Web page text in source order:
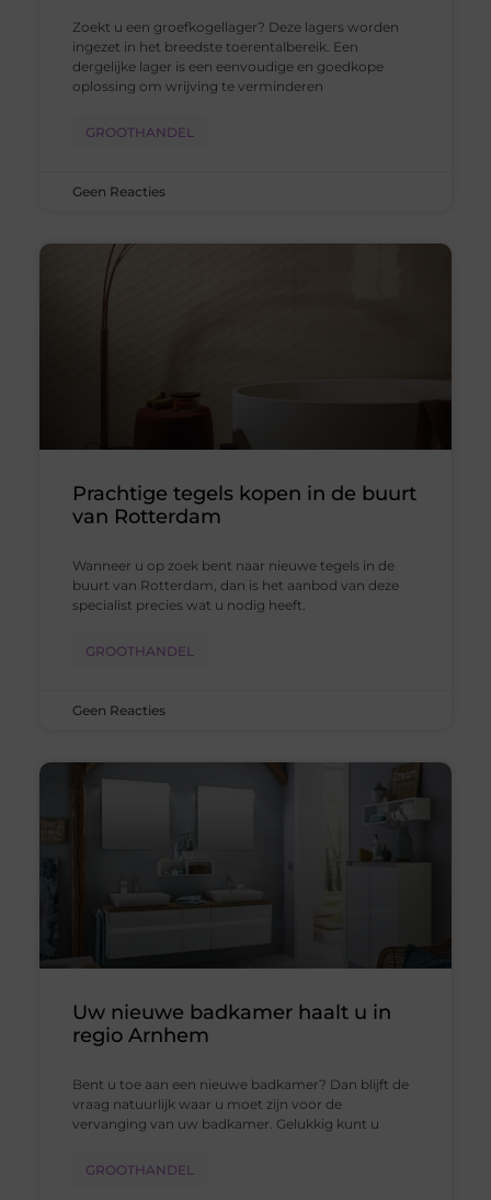
Zoekt u een groefkogellager? Deze lagers worden
ingezet in het breedste toerentalbereik. Een
dergelijke lager is een eenvoudige en goedkope
oplossing om wrijving te verminderen
GROOTHANDEL
Geen Reacties
Prachtige tegels kopen in de buurt
van Rotterdam
Wanneer u op zoek bent naar nieuwe tegels in de
buurt van Rotterdam, dan is het aanbod van deze
specialist precies wat u nodig heeft.
GROOTHANDEL
Geen Reacties
Uw nieuwe badkamer haalt u in
regio Arnhem
Bent u toe aan een nieuwe badkamer? Dan blijft de
vraag natuurlijk waar u moet zijn voor de
vervanging van uw badkamer. Gelukkig kunt u
GROOTHANDEL